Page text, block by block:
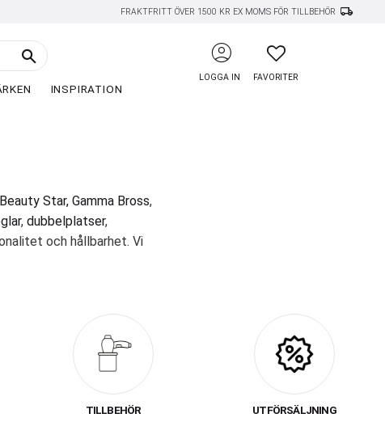
FRAKTFRITT ÖVER 1500 KR EX MOMS FÖR TILLBEHÖR local_shipping
account_circle
LOGGA IN
FAVORITER
FAVORITER
INSPIRATION
Beauty Star, Gamma Bross,
, dubbelplatser,
och hållbarhet. Vi
– där hög kvalitet
efter att skapa en
och smidig
TILLBEHÖR UTFÖRSÄLJNING